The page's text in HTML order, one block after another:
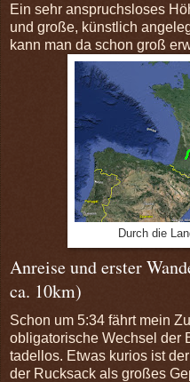
Ein sehr anspruchsloses
und große, künstlich
kann man da schon groß
Durch die
Anreise und erster
ca. 10km)
Schon um 5:34 fährt mein
obligatorische Wechsel der
tadellos. Etwas kurios ist
der Rucksack als großes